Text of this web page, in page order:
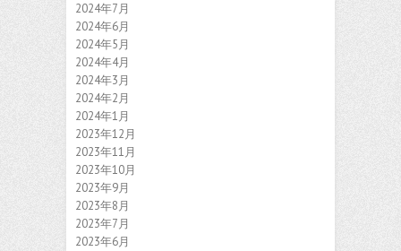
2024年7月
2024年6月
2024年5月
2024年4月
2024年3月
2024年2月
2024年1月
2023年12月
2023年11月
2023年10月
2023年9月
2023年8月
2023年7月
2023年6月